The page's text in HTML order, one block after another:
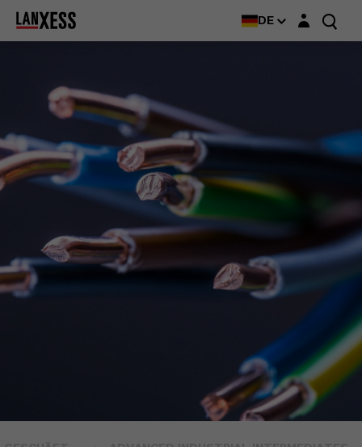
DE Login-Maske